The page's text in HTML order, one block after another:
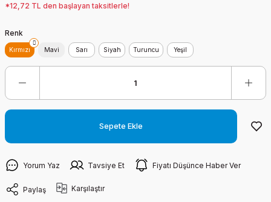
*12,72 TL den başlayan taksitlerle!
Renk
Kırmızı Mavi Sarı Siyah Turuncu Yeşil
Sepete Ekle
Yorum Yaz Tavsiye Et Fiyatı Düşünce Haber Ver
Paylaş Karşılaştır